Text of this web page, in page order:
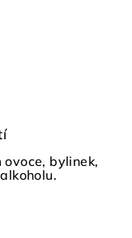
bylinek,